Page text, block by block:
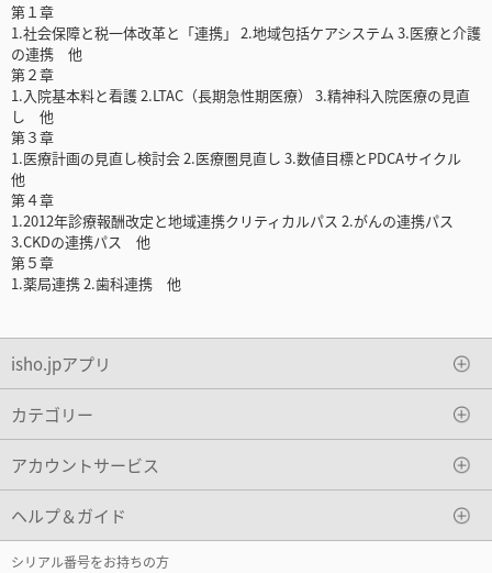
第１章
1.社会保障と税一体改革と「連携」 2.地域包括ケアシステム 3.医療と介護
の連携 他
第２章
1.入院基本料と看護 2.LTAC（長期急性期医療） 3.精神科入院医療の見直
し 他
第３章
1.医療計画の見直し検討会 2.医療圏見直し 3.数値目標とPDCAサイクル
他
第４章
1.2012年診療報酬改定と地域連携クリティカルパス 2.がんの連携パス
3.CKDの連携パス 他
第５章
1.薬局連携 2.歯科連携 他
isho.jpアプリ
カテゴリー
アカウントサービス
ヘルプ＆ガイド
シリアル番号をお持ちの方